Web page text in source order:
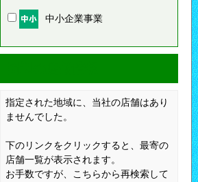
中小企業事業
指定された地域に、当社の店舗はあり
ませんでした。
下のリンクをクリックすると、最寄の
店舗一覧が表示されます。
お手数ですが、こちらから再検索して